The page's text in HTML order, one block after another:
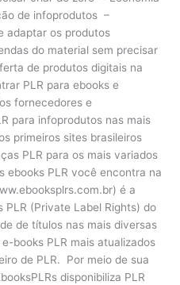
de infoprodutos –
adaptar os produtos
do material sem precisar
de produtos digitais na
PLR para ebooks e
fornecedores e
para infoprodutos nas mais
primeiros sites brasileiros
PLR para os mais variados
PLR você encontra na
é a
PLR (Private Label Rights) do
de títulos nas mais diversas
books PLR mais atualizados
de PLR. Por meio de sua
disponibiliza PLR